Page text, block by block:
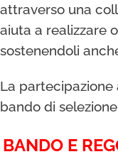
attraverso una
aiuta a realizzare
sostenendoli
La partecipazione
bando di
BANDO E